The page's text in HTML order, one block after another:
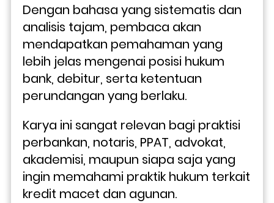
Dengan bahasa yang sistematis dan
analisis tajam, pembaca akan
mendapatkan pemahaman yang
lebih jelas mengenai posisi hukum
bank, debitur, serta ketentuan
perundangan yang berlaku.
Karya ini sangat relevan bagi praktisi
perbankan, notaris, PPAT, advokat,
akademisi, maupun siapa saja yang
ingin memahami praktik hukum terkait
kredit macet dan agunan.